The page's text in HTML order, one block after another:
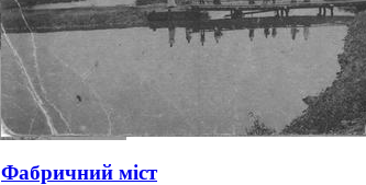
Фабричний міст